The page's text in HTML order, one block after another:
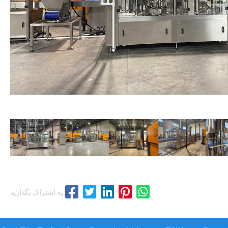
به اشتراک بگذارید: